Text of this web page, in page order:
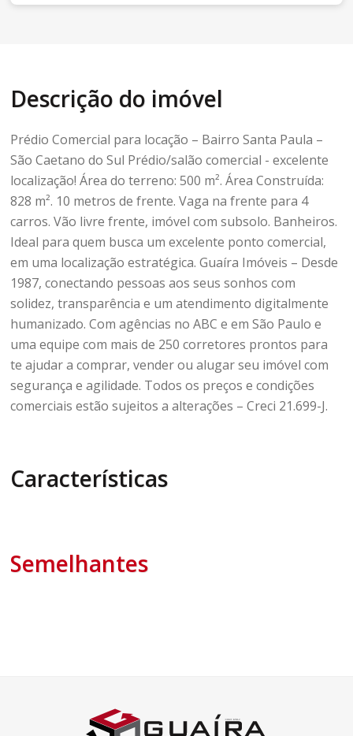
Descrição do imóvel
Prédio Comercial para locação – Bairro Santa Paula –
São Caetano do Sul Prédio/salão comercial - excelente
localização! Área do terreno: 500 m². Área Construída:
828 m². 10 metros de frente. Vaga na frente para 4
carros. Vão livre frente, imóvel com subsolo. Banheiros.
Ideal para quem busca um excelente ponto comercial,
em uma localização estratégica. Guaíra Imóveis – Desde
1987, conectando pessoas aos seus sonhos com
solidez, transparência e um atendimento digitalmente
humanizado. Com agências no ABC e em São Paulo e
uma equipe com mais de 250 corretores prontos para
te ajudar a comprar, vender ou alugar seu imóvel com
segurança e agilidade. Todos os preços e condições
comerciais estão sujeitos a alterações – Creci 21.699-J.
Características
Semelhantes